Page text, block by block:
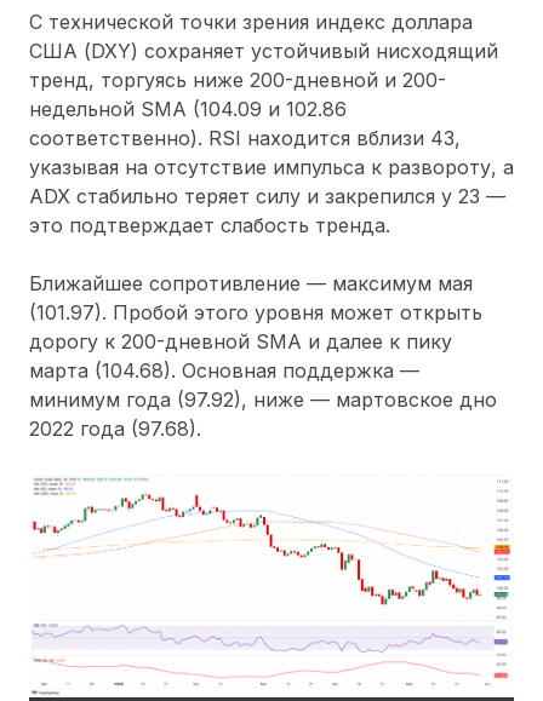
С технической точки зрения индекс доллара
США (DXY) сохраняет устойчивый нисходящий
тренд, торгуясь ниже 200-дневной и 200-
недельной SMA (104.09 и 102.86
соответственно). RSI находится вблизи 43,
указывая на отсутствие импульса к развороту, а
ADX стабильно теряет силу и закрепился у 23 —
это подтверждает слабость тренда.
Ближайшее сопротивление — максимум мая
(101.97). Пробой этого уровня может открыть
дорогу к 200-дневной SMA и далее к пику
марта (104.68). Основная поддержка —
минимум года (97.92), ниже — мартовское дно
2022 года (97.68).